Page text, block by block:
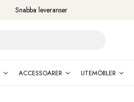
Snabba leveranser
ACCESSOARER UTEMÖBLER